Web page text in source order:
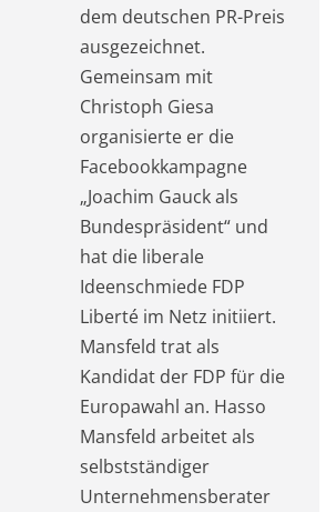
dem deutschen PR-Preis
ausgezeichnet.
Gemeinsam mit
Christoph Giesa
organisierte er die
Facebookkampagne
„Joachim Gauck als
Bundespräsident“ und
hat die liberale
Ideenschmiede FDP
Liberté im Netz initiiert.
Mansfeld trat als
Kandidat der FDP für die
Europawahl an. Hasso
Mansfeld arbeitet als
selbstständiger
Unternehmensberater